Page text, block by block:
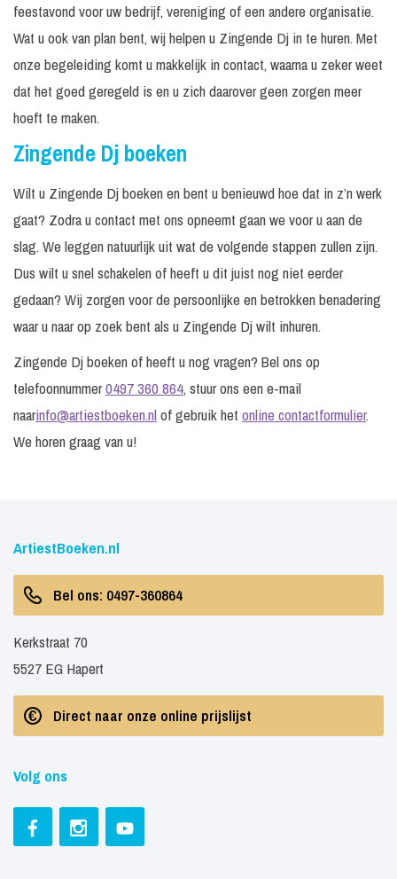
feestavond voor uw bedrijf, vereniging of een andere organisatie.
Wat u ook van plan bent, wij helpen u Zingende Dj in te huren. Met
onze begeleiding komt u makkelijk in contact, waarna u zeker weet
dat het goed geregeld is en u zich daarover geen zorgen meer
hoeft te maken.
Zingende Dj boeken
Wilt u Zingende Dj boeken en bent u benieuwd hoe dat in z’n werk
gaat? Zodra u contact met ons opneemt gaan we voor u aan de
slag. We leggen natuurlijk uit wat de volgende stappen zullen zijn.
Dus wilt u snel schakelen of heeft u dit juist nog niet eerder
gedaan? Wij zorgen voor de persoonlijke en betrokken benadering
waar u naar op zoek bent als u Zingende Dj wilt inhuren.
Zingende Dj boeken of heeft u nog vragen? Bel ons op
telefoonnummer0497 360 864, stuur ons een e-mail
naarinfo@artiestboeken.nlof gebruik het online contactformulier.
We horen graag van u!
ArtiestBoeken.nl
Bel ons: 0497-360864
Kerkstraat 70
5527 EG Hapert
Direct naar onze online prijslijst
Volg ons